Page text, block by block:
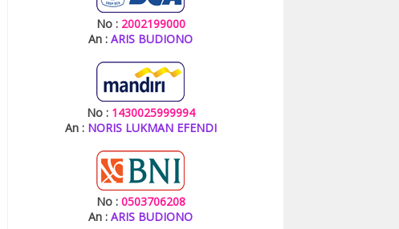
No : 2002199000
An : ARIS BUDIONO
No : 1430025999994
An : NORIS LUKMAN EFENDI
No : 0503706208
An : ARIS BUDIONO